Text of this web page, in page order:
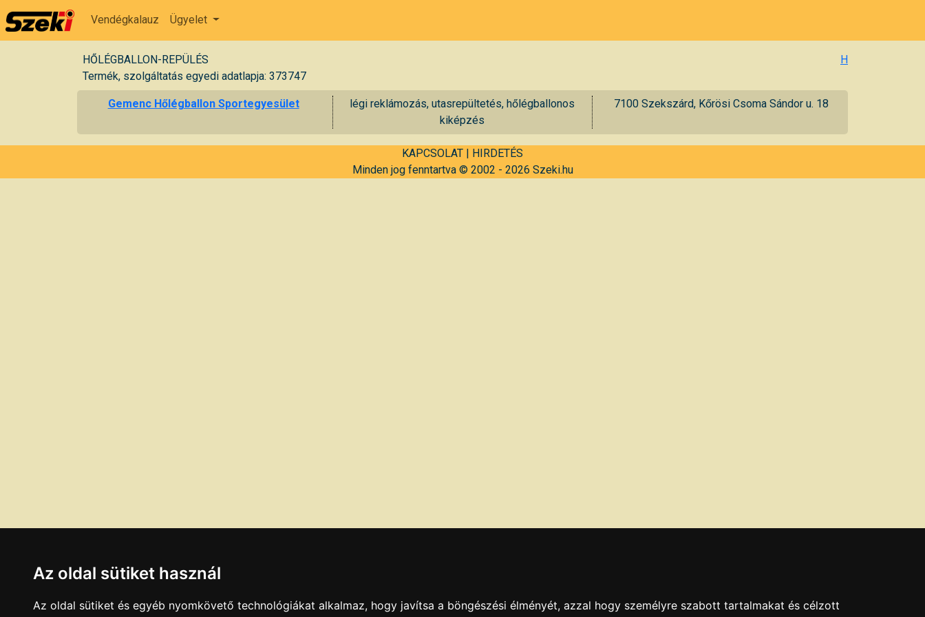
Vendégkalauz Ügyelet
HŐLÉGBALLON-REPÜLÉS
H
Termék, szolgáltatás egyedi adatlapja: 373747
Gemenc Hőlégballon Sportegyesület
légi reklámozás, utasrepültetés, hőlégballonos
kiképzés
7100 Szekszárd, Kőrösi Csoma Sándor u. 18
KAPCSOLAT | HIRDETÉS
Minden jog fenntartva © 2002 - 2026 Szeki.hu
Az oldal sütiket használ
Az oldal sütiket és egyéb nyomkövető technológiákat alkalmaz, hogy javítsa a böngészési élményét, azzal hogy személyre szabott tartalmakat és célzott